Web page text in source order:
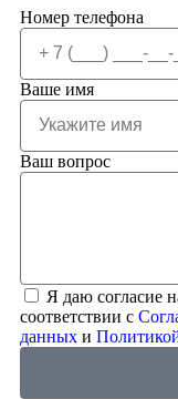
Номер телефона
Ваше имя
Ваш вопрос
Я даю согласие
соответствии с
данных и